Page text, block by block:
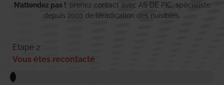
N’attendez pas ! , prenez contact avec AS DE PIC, spécialiste
depuis 2001 de l’éradication des nuisibles.
Etape 2 :
Vous êtes recontacté